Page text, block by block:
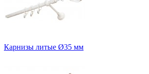
Карнизы литые Ø35 мм